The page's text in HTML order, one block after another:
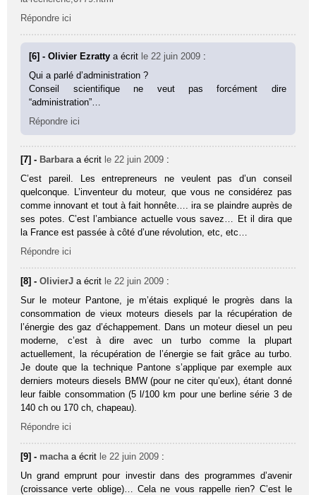
Répondre ici
[6] - Olivier Ezrattya écrit le 22 juin 2009 :
Qui a parlé d’administration ?
Conseil scientifique ne veut pas forcément dire
“administration”…
Répondre ici
[7] - Barbara a écrit le 22 juin 2009 :
C’est pareil. Les entrepreneurs ne veulent pas d’un conseil
quelconque. L’inventeur du moteur, que vous ne considérez pas
comme innovant et tout à fait honnête…. ira se plaindre auprès de
ses potes. C’est l’ambiance actuelle vous savez… Et il dira que
la France est passée à côté d’une révolution, etc, etc…
Répondre ici
[8] -OlivierJ a écrit le 22 juin 2009 :
Sur le moteur Pantone, je m’étais expliqué le progrès dans la
consommation de vieux moteurs diesels par la récupération de
l’énergie des gaz d’échappement. Dans un moteur diesel un peu
moderne, c’est à dire avec un turbo comme la plupart
actuellement, la récupération de l’énergie se fait grâce au turbo.
Je doute que la technique Pantone s’applique par exemple aux
derniers moteurs diesels BMW (pour ne citer qu’eux), étant donné
leur faible consommation (5 l/100 km pour une berline série 3 de
140 ch ou 170 ch, chapeau).
Répondre ici
[9] - macha a écrit le 22 juin 2009 :
Un grand emprunt pour investir dans des programmes d’avenir
(croissance verte oblige)… Cela ne vous rappelle rien? C’est le